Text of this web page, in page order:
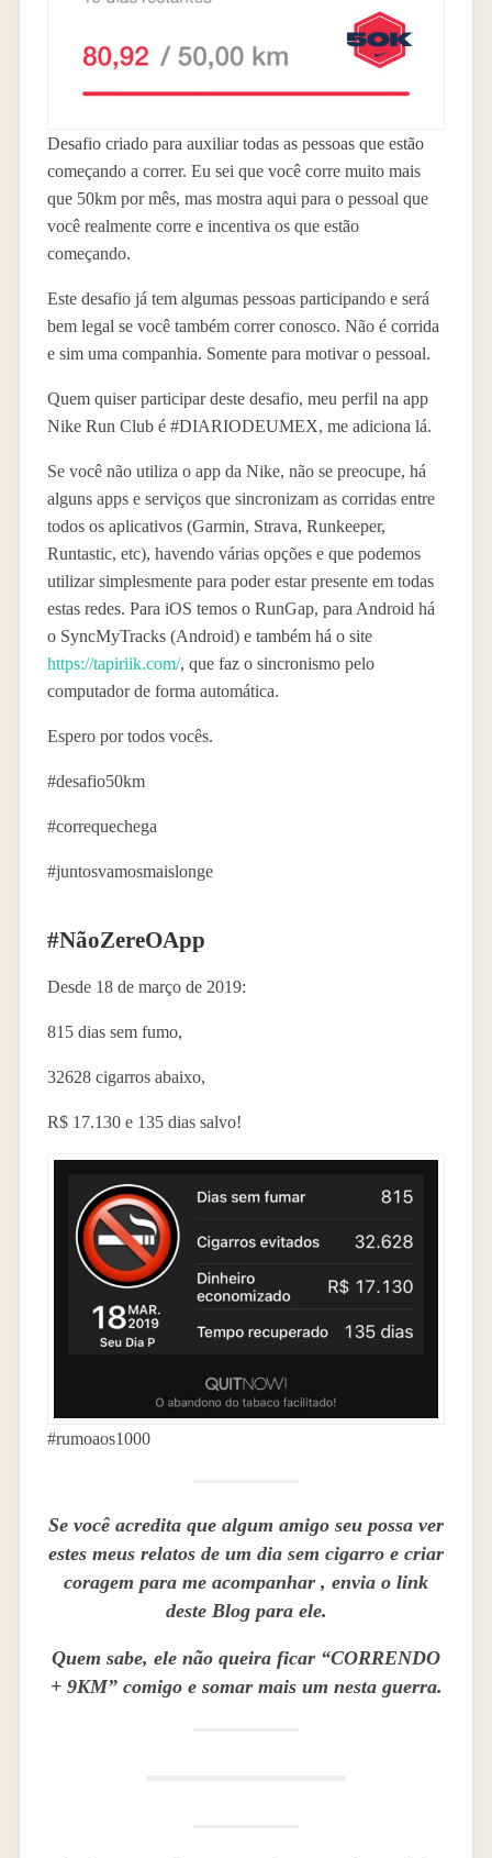
Desafio criado para auxiliar todas as pessoas que estão
começando a correr. Eu sei que você corre muito mais
que 50km por mês, mas mostra aqui para o pessoal que
você realmente corre e incentiva os que estão
começando.
Este desafio já tem algumas pessoas participando e será
bem legal se você também correr conosco. Não é corrida
e sim uma companhia. Somente para motivar o pessoal.
Quem quiser participar deste desafio, meu perfil na app
Nike Run Club é #DIARIODEUMEX, me adiciona lá.
Se você não utiliza o app da Nike, não se preocupe, há
alguns apps e serviços que sincronizam as corridas entre
todos os aplicativos (Garmin, Strava, Runkeeper,
Runtastic, etc), havendo várias opções e que podemos
utilizar simplesmente para poder estar presente em todas
estas redes. Para iOS temos o RunGap, para Android há
o SyncMyTracks (Android) e também há o site
https://tapiriik.com/, que faz o sincronismo pelo
computador de forma automática.
Espero por todos vocês.
#desafio50km
#correquechega
#juntosvamosmaislonge
#NãoZereOApp
Desde 18 de março de 2019:
815 dias sem fumo,
32628 cigarros abaixo,
R$ 17.130 e 135 dias salvo!
#rumoaos1000
Se você acredita que algum amigo seu possa ver
estes meus relatos de um dia sem cigarro e criar
coragem para me acompanhar , envia o link
deste Blog para ele.
Quem sabe, ele não queira ficar “CORRENDO
+ 9KM” comigo e somar mais um nesta guerra.